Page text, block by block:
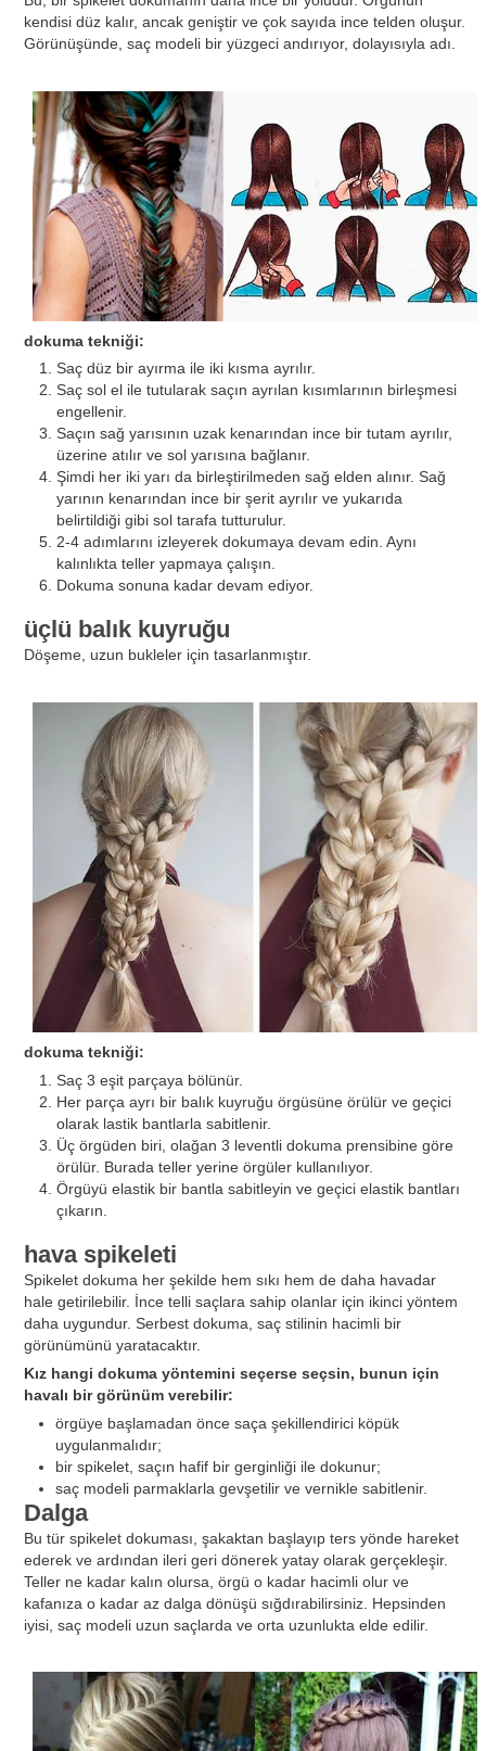
kendisi düz kalır, ancak geniştir ve çok sayıda ince telden oluşur.
Görünüşünde, saç modeli bir yüzgeci andırıyor, dolayısıyla adı.
dokuma tekniği:
Saç düz bir ayırma ile iki kısma ayrılır.
Saç sol el ile tutularak saçın ayrılan kısımlarının birleşmesi
engellenir.
Saçın sağ yarısının uzak kenarından ince bir tutam ayrılır,
üzerine atılır ve sol yarısına bağlanır.
Şimdi her iki yarı da birleştirilmeden sağ elden alınır. Sağ
yarının kenarından ince bir şerit ayrılır ve yukarıda
belirtildiği gibi sol tarafa tutturulur.
2-4 adımlarını izleyerek dokumaya devam edin. Aynı
kalınlıkta teller yapmaya çalışın.
Dokuma sonuna kadar devam ediyor.
üçlü balık kuyruğu
Döşeme, uzun bukleler için tasarlanmıştır.
dokuma tekniği:
Saç 3 eşit parçaya bölünür.
Her parça ayrı bir balık kuyruğu örgüsüne örülür ve geçici
olarak lastik bantlarla sabitlenir.
Üç örgüden biri, olağan 3 leventli dokuma prensibine göre
örülür. Burada teller yerine örgüler kullanılıyor.
Örgüyü elastik bir bantla sabitleyin ve geçici elastik bantları
çıkarın.
hava spikeleti
Spikelet dokuma her şekilde hem sıkı hem de daha havadar
hale getirilebilir. İnce telli saçlara sahip olanlar için ikinci yöntem
daha uygundur. Serbest dokuma, saç stilinin hacimli bir
görünümünü yaratacaktır.
Kız hangi dokuma yöntemini seçerse seçsin, bunun için
havalı bir görünüm verebilir:
örgüye başlamadan önce saça şekillendirici köpük
uygulanmalıdır;
bir spikelet, saçın hafif bir gerginliği ile dokunur;
saç modeli parmaklarla gevşetilir ve vernikle sabitlenir.
Dalga
Bu tür spikelet dokuması, şakaktan başlayıp ters yönde hareket
ederek ve ardından ileri geri dönerek yatay olarak gerçekleşir.
Teller ne kadar kalın olursa, örgü o kadar hacimli olur ve
kafanıza o kadar az dalga dönüşü sığdırabilirsiniz. Hepsinden
iyisi, saç modeli uzun saçlarda ve orta uzunlukta elde edilir.